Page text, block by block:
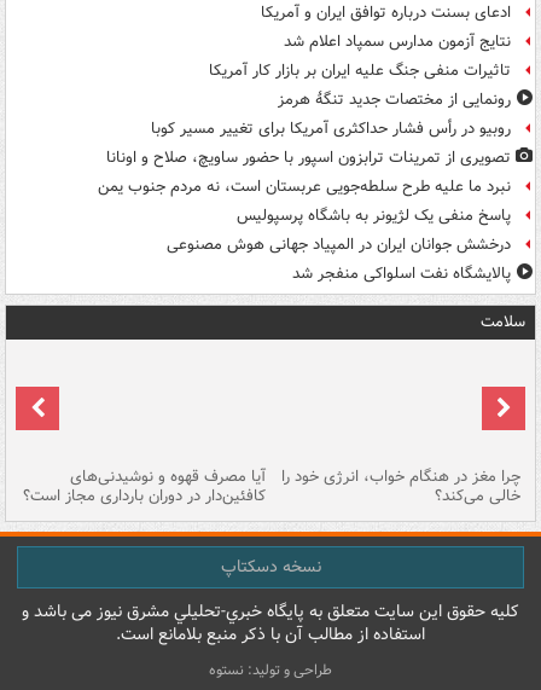
ادعای بسنت درباره توافق ایران و آمریکا
نتایج آزمون مدارس سمپاد اعلام شد
تاثیرات منفی جنگ علیه ایران بر بازار کار آمریکا
رونمایی از مختصات جدید تنگۀ هرمز
روبیو در رأس فشار حداکثری آمریکا برای تغییر مسیر کوبا
تصویری از تمرینات ترابزون اسپور با حضور ساویچ، صلاح و اونانا
نبرد ما علیه طرح سلطه‌جویی عربستان است، نه مردم جنوب یمن
پاسخ منفی یک لژیونر به باشگاه پرسپولیس
درخشش جوانان ایران در المپیاد جهانی هوش مصنوعی
پالایشگاه نفت اسلواکی منفجر شد
سلامت
چرا مغز در هنگام خواب، انرژی خود را
خالی می‌کند؟
آیا مصرف قهوه و نوشیدنی‌های
کافئین‌دار در دوران بارداری مجاز است؟
نسخه دسکتاپ
کليه حقوق اين سايت متعلق به پایگاه خبري-تحليلي مشرق نيوز می باشد و
استفاده از مطالب آن با ذکر منبع بلامانع است.
طراحی و تولید: نستوه